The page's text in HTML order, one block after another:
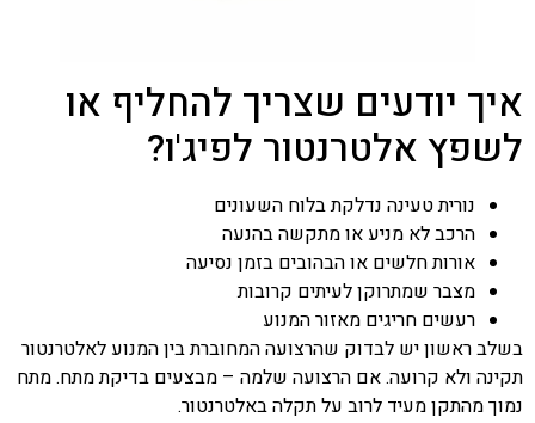
איך יודעים שצריך להחליף או
לשפץ אלטרנטור לפיג'ו?
נורית טעינה נדלקת בלוח השעונים
הרכב לא מניע או מתקשה בהנעה
אורות חלשים או הבהובים בזמן נסיעה
מצבר שמתרוקן לעיתים קרובות
רעשים חריגים מאזור המנוע
בשלב ראשון יש לבדוק שהרצועה המחוברת בין המנוע לאלטרנטור
תקינה ולא קרועה. אם הרצועה שלמה – מבצעים בדיקת מתח. מתח
נמוך מהתקן מעיד לרוב על תקלה באלטרנטור.